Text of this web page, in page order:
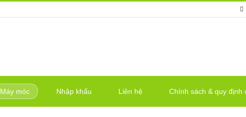
Máy móc Nhập khẩu Liên hệ Chính sách & quy định